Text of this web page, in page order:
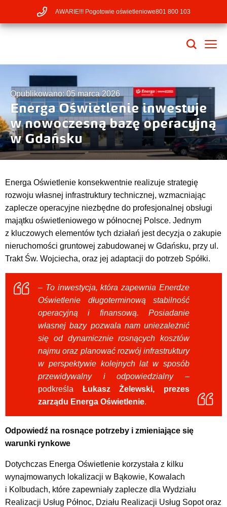
AWARIE!!! Pogotowie oświetleniowe801 800 103
Opublikowano: 05 marca 2026
Energa Oświetlenie inwestuje
w nowoczesną bazę operacyjną
w Gdańsku
Energa Oświetlenie konsekwentnie realizuje strategię
rozwoju własnej infrastruktury technicznej, wzmacniając
zaplecze operacyjne niezbędne do profesjonalnej obsługi
majątku oświetleniowego w północnej Polsce. Jednym
z kluczowych elementów tych działań jest decyzja o zakupie
nieruchomości gruntowej zabudowanej w Gdańsku, przy ul.
Trakt Św. Wojciecha, oraz jej adaptacji do potrzeb Spółki.
– To inwestycja, która zapewnia Enerdze
Oświetlenie długoterminową stabilność
operacyjną i finansową. Posiadanie
własnej bazy pozwala nam uniezależnić
się od dynamicznierosnących kosztów
najmu oraz planować rozwój infrastruktury
w perspektywie kolejnych lat w sposób
przewidywalny i odpowiedzialny–
podkreśla Łukasz Żelewski, prezes
zarządu Energa Oświetlenie.
Odpowiedź na rosnące potrzeby i zmieniające się
warunki rynkowe
Dotychczas Energa Oświetlenie korzystała z kilku
wynajmowanych lokalizacji w Bąkowie, Kowalach
i Kolbudach, które zapewniały zaplecze dla Wydziału
Realizacji Usług Północ, Działu Realizacji Usług Sopot oraz